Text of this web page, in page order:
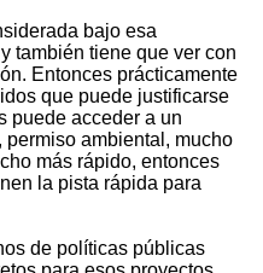
bajo esa
también tiene que ver con
Entonces prácticamente
que puede justificarse
puede acceder a un
ambiental, mucho
más rápido, entonces
la pista rápida para
de políticas públicas